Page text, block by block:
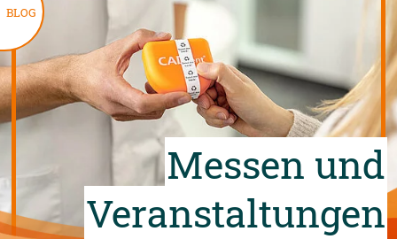
Messen und
Veranstaltungen
BLOG